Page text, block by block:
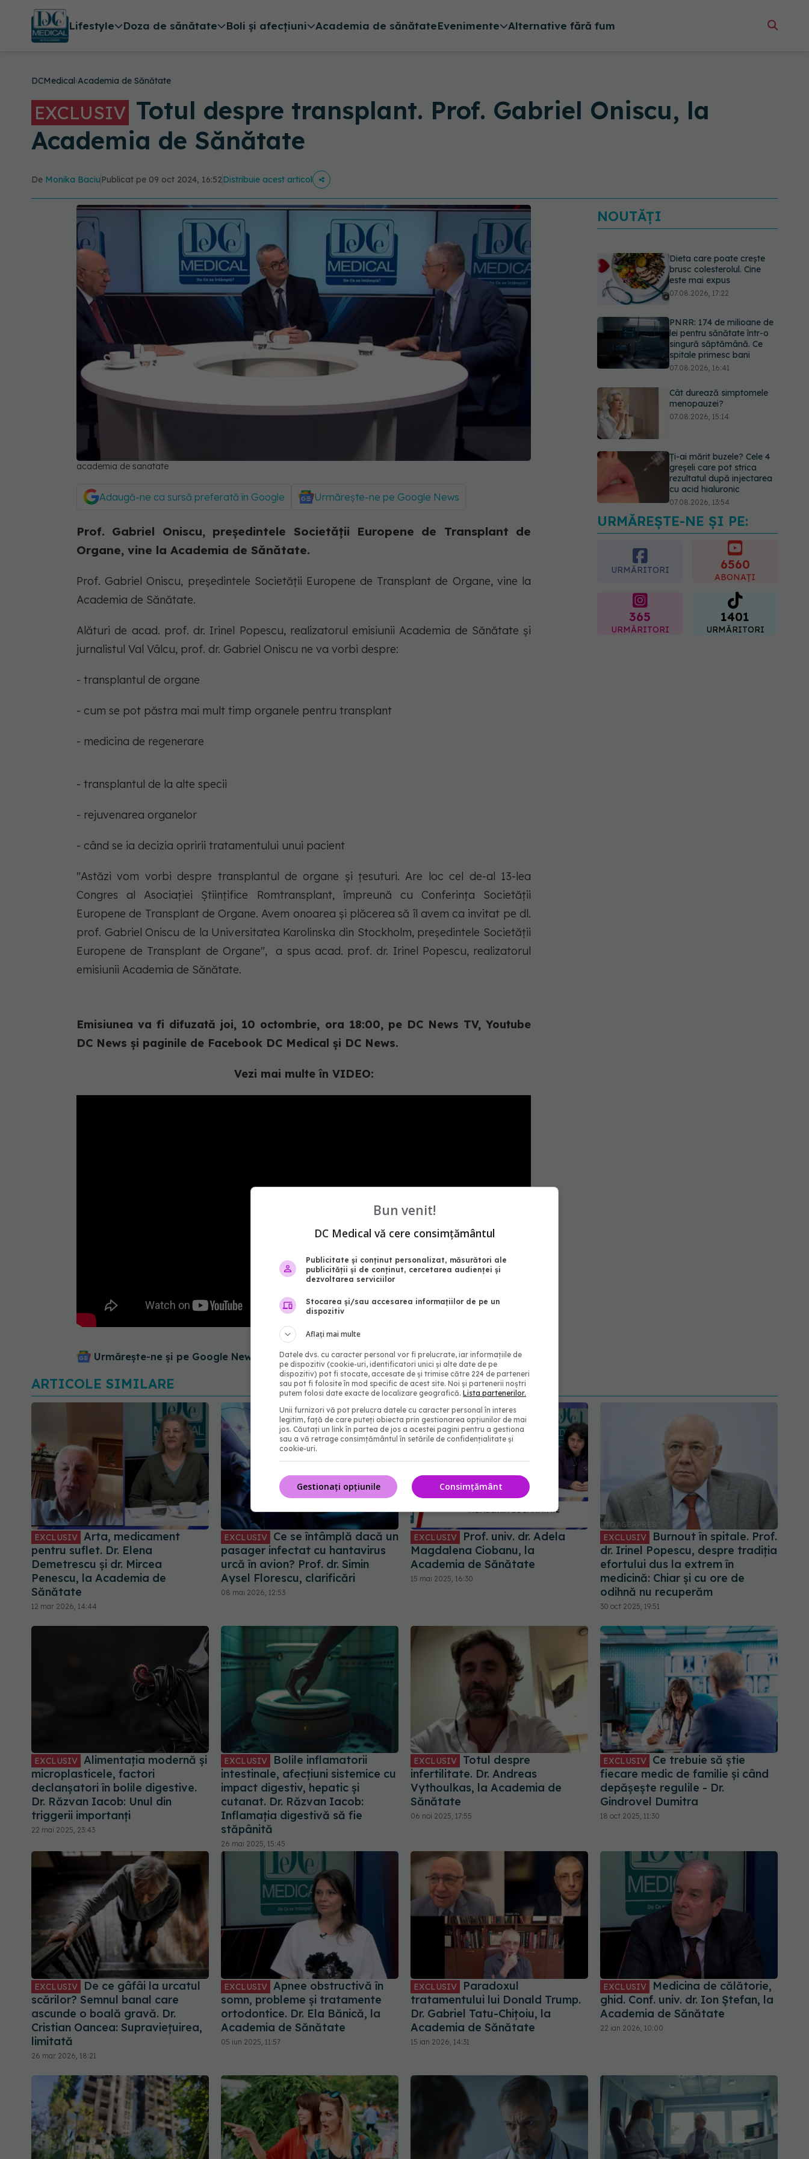
Lifestyle Doza de sănătate Boli și afecțiuni Academia de sănătateEvenimente Alternative fără fum
DCMedical›Academia de Sănătate
EXCLUSIV Totul despre transplant. Prof. Gabriel Oniscu, la
Academia de Sănătate
De Monika Baciu Publicat pe 09 oct 2024, 16:52Distribuie acest articol
academia de sanatate
Adaugă-ne ca sursă preferată în Google Urmărește-ne pe Google News
Prof. Gabriel Oniscu, președintele Societății Europene de Transplant de
Organe, vine la Academia de Sănătate.
Prof. Gabriel Oniscu, președintele Societății Europene de Transplant de Organe, vine la
Academia de Sănătate.
Alături de acad. prof. dr. Irinel Popescu, realizatorul emisiunii Academia de Sănătate și
jurnalistul Val Vâlcu, prof. dr. Gabriel Oniscu ne va vorbi despre:
- transplantul de organe
- cum se pot păstra mai mult timp organele pentru transplant
- medicina de regenerare
- transplantul de la alte specii
- rejuvenarea organelor
- când se ia decizia opririi tratamentului unui pacient
"Astăzi vom vorbi despre transplantul de organe și țesuturi. Are loc cel de-al 13-lea
Congres al Asociației Științifice Romtransplant, împreună cu Conferința Societății
Europene de Transplant de Organe. Avem onoarea și plăcerea să îl avem ca invitat pe dl.
prof. Gabriel Oniscu de la Universitatea Karolinska din Stockholm, președintele Societății
Europene de Transplant de Organe", a spus acad. prof. dr. Irinel Popescu, realizatorul
emisiunii Academia de Sănătate.
Emisiunea va fi difuzată joi, 10 octombrie, ora 18:00, pe DC News TV, Youtube
DC News și paginile de Facebook DC Medical și DC News.
Vezi mai multe în VIDEO:
Urmărește-ne și pe Google News - abonează‑te!
NOUTĂȚI
Dieta care poate crește
brusc colesterolul. Cine
este mai expus
07.08.2026, 17:22
PNRR: 174 de milioane de
lei pentru sănătate într-o
singură săptămână. Ce
spitale primesc bani
07.08.2026, 16:41
Cât durează simptomele
menopauzei?
07.08.2026, 15:14
Ți-ai mărit buzele? Cele 4
greșeli care pot strica
rezultatul după injectarea
cu acid hialuronic
07.08.2026, 13:54
Testul din deget care ar
putea indica riscul pentru 8
07.08.2026, 18:34
URMĂREȘTE-NE ȘI PE:
URMĂRITORI 6560
ABONAȚI
365
URMĂRITORI
1401
URMĂRITORI
ARTICOLE SIMILARE
EXCLUSIV Arta, medicament
pentru suflet. Dr. Elena
Demetrescu și dr. Mircea
Penescu, la Academia de
Sănătate
12 mar 2026, 14:44
EXCLUSIV
Ce se întâmplă dacă un
pasager infectat cu hantavirus
urcă în avion? Prof. dr. Simin
Aysel Florescu, clarificări
08 mai 2026, 12:53
EXCLUSIV
Prof. univ. dr. Adela
Magdalena Ciobanu, la
Academia de Sănătate
15 mai 2025, 16:30
EXCLUSIV
Burnout în spitale. Prof.
dr. Irinel Popescu, despre tradiția
efortului dus la extrem în
medicină: Chiar și cu ore de
odihnă nu recuperăm
30 oct 2025, 19:51
EXCLUSIV Alimentația modernă și
microplasticele, factori
declanșatori în bolile digestive.
Dr. Răzvan Iacob: Unul din
triggerii importanți
22 mai 2025, 23:43
EXCLUSIV
Bolile inflamatorii
intestinale, afecțiuni sistemice cu
impact digestiv, hepatic și
cutanat. Dr. Răzvan Iacob:
Inflamația digestivă să fie
stăpânită
26 mai 2025, 15:45
EXCLUSIV
Totul despre
infertilitate. Dr. Andreas
Vythoulkas, la Academia de
Sănătate
06 noi 2025, 17:55
EXCLUSIV
Ce trebuie să știe
fiecare medic de familie și când
depășește regulile - Dr.
Gindrovel Dumitra
18 oct 2025, 11:30
EXCLUSIV
De ce gâfâi la urcatul
scărilor? Semnul banal care
ascunde o boală gravă. Dr.
Cristian Oancea: Supraviețuirea,
limitată
26 mar 2026, 18:21
EXCLUSIV Apnee obstructivă în
somn, probleme și tratamente
ortodontice. Dr. Ela Bănică, la
Academia de Sănătate
05 iun 2025, 11:57
EXCLUSIV
Paradoxul
tratamentului lui Donald Trump.
Dr. Gabriel Tatu-Chițoiu, la
Academia de Sănătate
15 ian 2026, 14:31
EXCLUSIV
Medicina de călătorie,
ghid. Conf. univ. dr. Ion Ștefan, la
Academia de Sănătate
22 ian 2026, 10:00
Bun venit!
DC Medical vă cere consimțământul
Publicitate și conținut personalizat, măsurători ale
publicității și de conținut, cercetarea audienței și
dezvoltarea serviciilor
Stocarea și/sau accesarea informațiilor de pe un
dispozitiv
Aflați mai multe
Datele dvs. cu caracter personal vor fi prelucrate, iar informațiile de
pe dispozitiv (cookie-uri, identificatori unici și alte date de pe
dispozitiv) pot fi stocate, accesate de și trimise către 224 de parteneri
sau pot fi folosite în mod specific de acest site. Noi și partenerii noștri
putem folosi date exacte de localizare geografică. Lista partenerilor.
Unii furnizori vă pot prelucra datele cu caracter personal în interes
legitim, față de care puteți obiecta prin gestionarea opțiunilor de mai
jos. Căutați un link în partea de jos a acestei pagini pentru a gestiona
sau a vă retrage consimțământul în setările de confidențialitate și
cookie-uri.
Consimțământ
Gestionați opțiunile